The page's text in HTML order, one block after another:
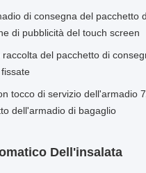
di consegna del pacchetto
di pubblicità del touch screen
del pacchetto di
tocco di servizio dell'armadio
dell'armadio di bagaglio
Dell'insalata